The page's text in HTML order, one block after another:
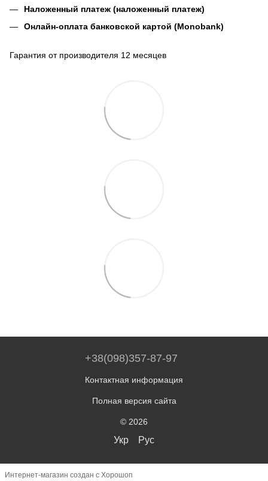
Наложенный платеж (наложенный платеж)
Онлайн-оплата банковской картой (Monobank)
Гарантия от производителя 12 месяцев
+38(098)357-87-97
Контактная информация
Полная версия сайта
© 2026
Укр Рус
Интернет-магазин создан с Хорошоп